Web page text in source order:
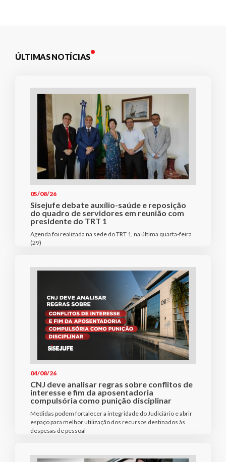
ÚLTIMAS NOTÍCIAS
05/08/26
Sisejufe debate auxílio-saúde e reposição
do quadro de servidores em reunião com
presidente do TRT 1
Agenda foi realizada na sede do TRT 1, na última quarta-feira
(29)
04/08/26
CNJ deve analisar regras sobre conflitos de
interesse e fim da aposentadoria
compulsória como punição disciplinar
Medidas podem fortalecer a integridade do Judiciário e abrir
espaço para melhor utilização dos recursos destinados às
despesas de pessoal